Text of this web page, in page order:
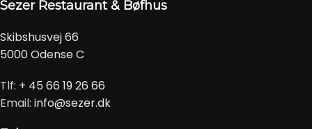
Sezer Restaurant & Bøfhus
Skibshusvej 66
5000 Odense C
Tlf: + 45 66 19 26 66
Email: info@sezer.dk